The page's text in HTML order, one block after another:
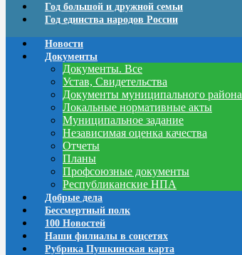
Год большой и дружной семьи
Год единства народов России
Новости
Документы
Документы. Все
Устав, Свидетельства
Документы муниципального района
Локальные нормативные акты
Муниципальное задание
Независимая оценка качества
Отчеты
Планы
Профсоюзные документы
Республиканские НПА
Добрые дела
Бессмертный полк
100 Новостей
Наши филиалы в соцсетях
Рубрика Пушкинская карта